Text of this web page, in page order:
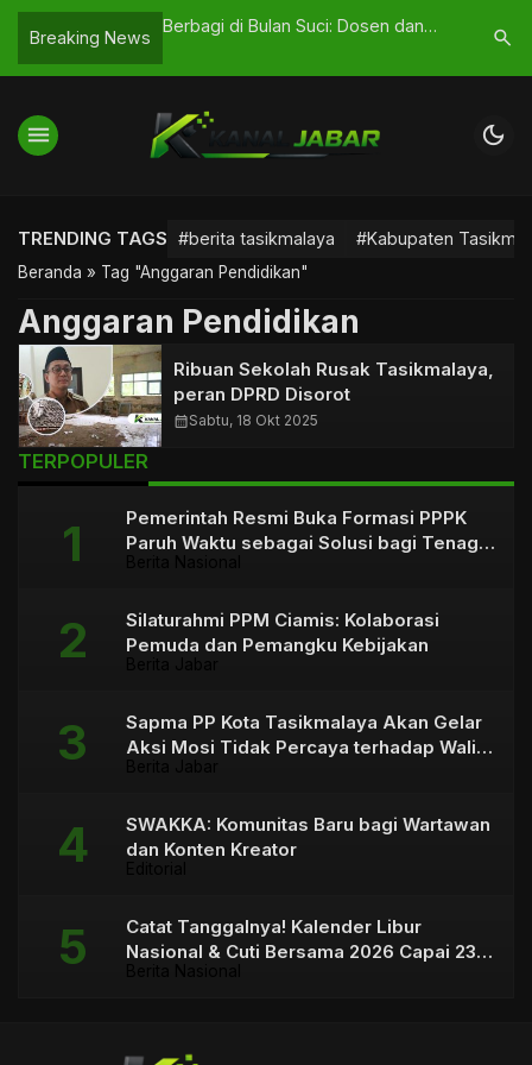
Breaking News
Peserta KKN
Berbagi di Bulan Suci: Dosen dan
Ciamis Salurkan Zakat Fitrah
Pemkab
search
menu dark_mode
TRENDING TAGS #berita tasikmalaya #Kabupaten
Beranda » Tag "Anggaran Pendidikan"
Anggaran Pendidikan
Ribuan Sekolah Rusak Tasikmalaya,
peran DPRD Disorot
calendar_monthSabtu, 18 Okt 2025
TERPOPULER
Pemerintah Resmi Buka Formasi PPPK
Paruh Waktu sebagai Solusi bagi Tenaga
Silaturahmi PPM Ciamis: Kolaborasi
Pemuda dan Pemangku Kebijakan
Sapma PP Kota Tasikmalaya Akan Gelar
Aksi Mosi Tidak Percaya terhadap Wali
SWAKKA: Komunitas Baru bagi Wartawan
dan Konten Kreator
Catat Tanggalnya! Kalender Libur
Nasional & Cuti Bersama 2026 Capai 23